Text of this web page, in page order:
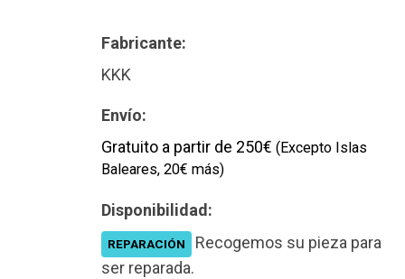
Fabricante:
KKK
Envío:
Gratuito a partir de 250€ (Excepto Islas
Baleares, 20€ más)
Disponibilidad:
REPARACIÓN
Recogemos su pieza para
ser reparada.